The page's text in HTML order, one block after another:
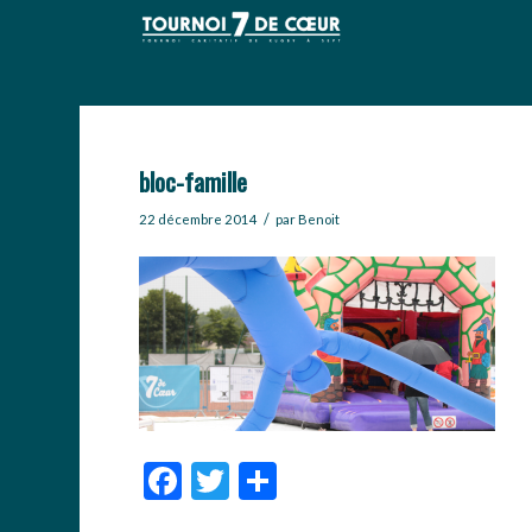
bloc-famille
22 décembre 2014 / parBenoit
Facebook
Twitter